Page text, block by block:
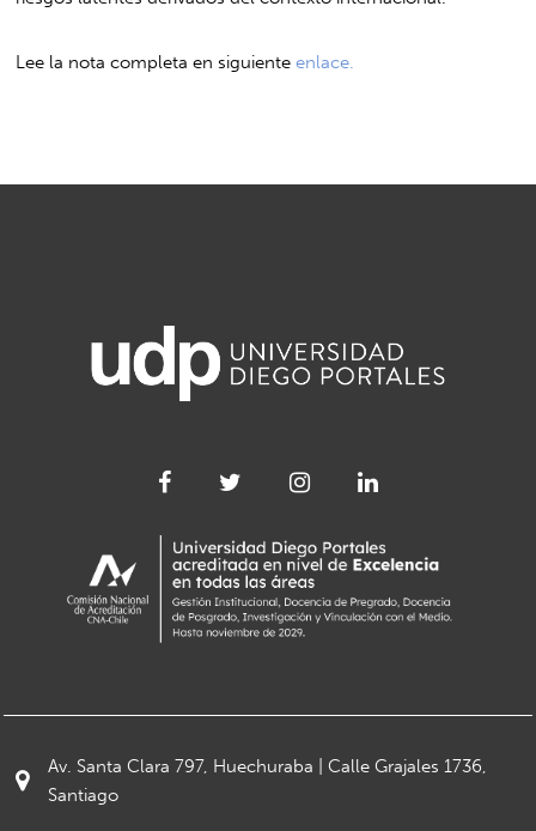
Lee la nota completa en siguienteenlace.
Av. Santa Clara 797, Huechuraba | Calle Grajales 1736,
Santiago